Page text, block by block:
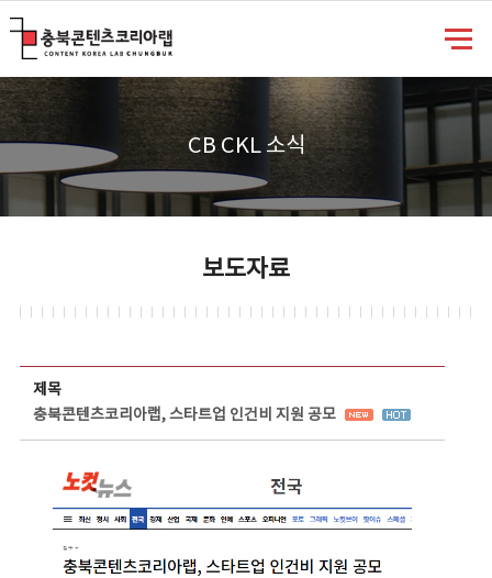
CB CKL 소식
보도자료
제목
충북콘텐츠코리아랩, 스타트업 인건비 지원 공모